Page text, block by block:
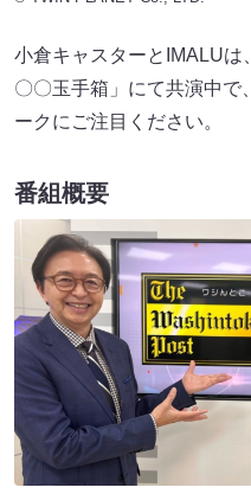
小倉キャスターとIMALU
〇〇玉手箱」にて共演中で
ークにご注目ください。
番組概要